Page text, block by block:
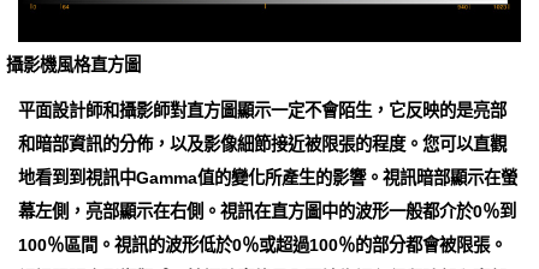
攝影機風格直方圖
平面設計師和攝影師對直方圖顯示一定不會陌生，它反映的是亮部
和暗部資訊的分佈，以及影像細節接近被限張的程度。您可以直觀
地看到到視訊中Gamma值的變化所產生的影響。視訊暗部顯示在螢
幕左側，亮部顯示在右側。視訊在直方圖中的波形一般都介於0％到
100％區間。視訊的波形低於0％或超過100％的部分都會被限張。